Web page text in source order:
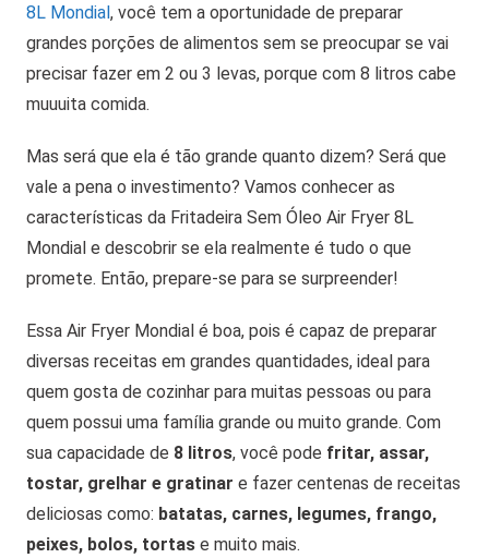
8L Mondial, você tem a oportunidade de preparar
grandes porções de alimentos sem se preocupar se vai
precisar fazer em 2 ou 3 levas, porque com 8 litros cabe
muuuita comida.
Mas será que ela é tão grande quanto dizem? Será que
vale a pena o investimento? Vamos conhecer as
características da Fritadeira Sem Óleo Air Fryer 8L
Mondial e descobrir se ela realmente é tudo o que
promete. Então, prepare-se para se surpreender!
Essa Air Fryer Mondial é boa, pois é capaz de preparar
diversas receitas em grandes quantidades, ideal para
quem gosta de cozinhar para muitas pessoas ou para
quem possui uma família grande ou muito grande. Com
sua capacidade de 8 litros, você pode fritar, assar,
tostar, grelhar e gratinar e fazer centenas de receitas
deliciosas como: batatas, carnes, legumes, frango,
peixes, bolos, tortas e muito mais.